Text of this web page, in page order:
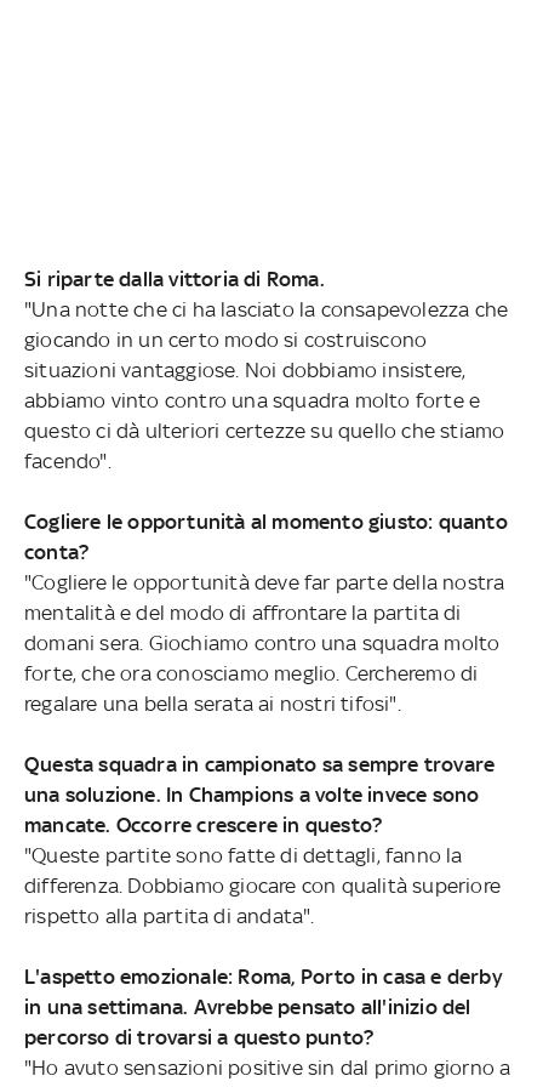
Si riparte dalla vittoria di Roma.
"Una notte che ci ha lasciato la consapevolezza che
giocando in un certo modo si costruiscono
situazioni vantaggiose. Noi dobbiamo insistere,
abbiamo vinto contro una squadra molto forte e
questo ci dà ulteriori certezze su quello che stiamo
facendo".
Cogliere le opportunità al momento giusto: quanto
conta?
"Cogliere le opportunità deve far parte della nostra
mentalità e del modo di affrontare la partita di
domani sera. Giochiamo contro una squadra molto
forte, che ora conosciamo meglio. Cercheremo di
regalare una bella serata ai nostri tifosi".
Questa squadra in campionato sa sempre trovare
una soluzione. In Champions a volte invece sono
mancate. Occorre crescere in questo?
"Queste partite sono fatte di dettagli, fanno la
differenza. Dobbiamo giocare con qualità superiore
rispetto alla partita di andata".
L'aspetto emozionale: Roma, Porto in casa e derby
in una settimana. Avrebbe pensato all'inizio del
percorso di trovarsi a questo punto?
"Ho avuto sensazioni positive sin dal primo giorno a